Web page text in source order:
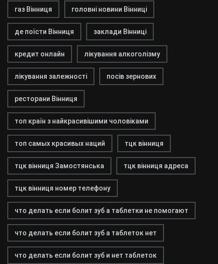
газ Вінниця головні новини Вінниці
де поїсти Вінниця заклади Вінниці
кредит онлайн лікування алкоголізму
лікування залежності посів зернових
ресторани Вінниця
топ країн з найкрасивішими чоловіками
топ самых красивых наций тцк вінниця
тцк вінниця Замостянська тцк вінниця адреса
тцк вінниця номер телефону
что делать если болит зуб а таблетки не помогают
что делать если болит зуб а таблеток нет
что делать если болит зуб и нет таблеток